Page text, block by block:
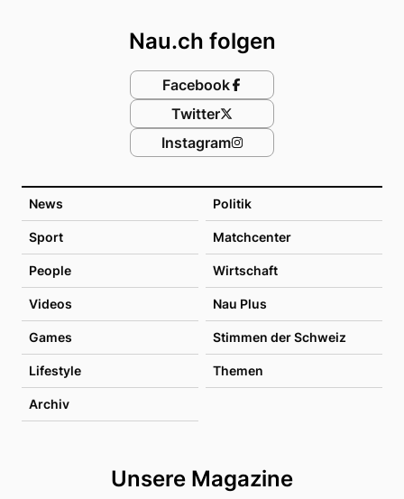
News Politik
Sport Matchcenter
People Wirtschaft
Videos Nau Plus
Games Stimmen der Schweiz
Lifestyle Themen
Archiv
Unsere Magazine
Nau.ch folgen
Facebook
Twitter
Instagram